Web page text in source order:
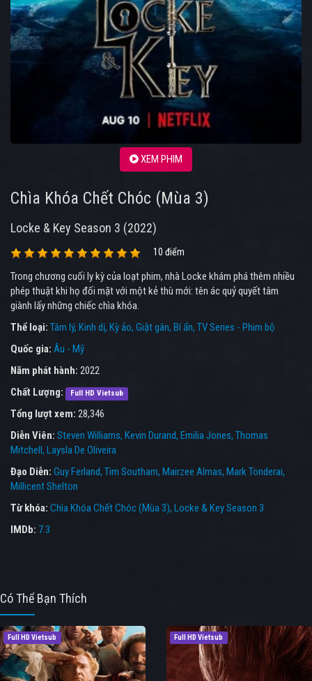
XEM PHIM
Chìa Khóa Chết Chóc (Mùa 3)
Locke & Key Season 3 (2022)
10 điểm
Trong chương cuối ly kỳ của loạt phim, nhà Locke khám phá thêm nhiều
phép thuật khi họ đối mặt với một kẻ thù mới: tên ác quỷ quyết tâm
giành lấy những chiếc chìa khóa.
Thể loại: Tâm lý Kinh dị Kỳ ảo Giật gân Bí ẩn TV Series - Phim bộ
Quốc gia: Âu - Mỹ
Năm phát hành: 2022
Chất Lượng:
Full HD Vietsub
Tổng lượt xem: 28,346
Diễn Viên: Steven Williams Kevin Durand Emilia Jones Thomas
Mitchell
Laysla De Oliveira
Đạo Diễn: Guy Ferland Tim Southam Mairzee Almas Mark Tonderai
Millicent Shelton
Từ khóa: Chìa Khóa Chết Chóc (Mùa 3), Locke & Key Season 3
IMDb: 7.3
Có Thể Bạn Thích
Full HD Vietsub Full HD Vietsub